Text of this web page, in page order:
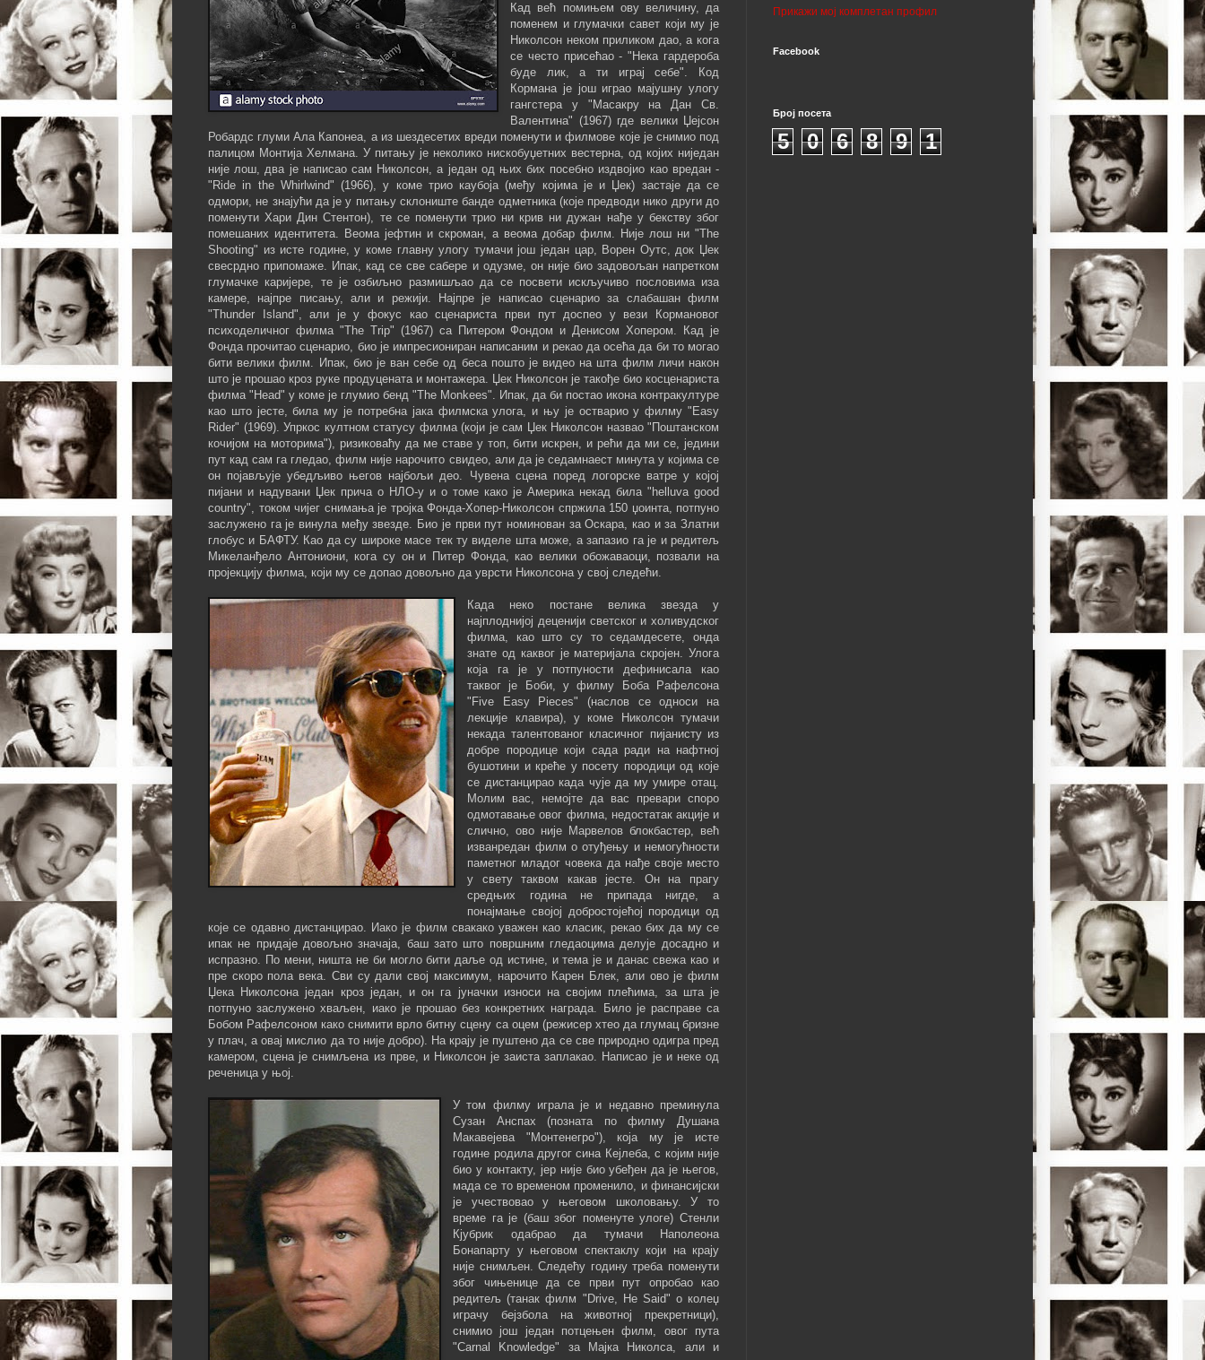
Кад већ помињем ову величину, да
поменем и глумачки савет који му је
Николсон неком приликом дао, а кога
се често присећао - "Нека гардероба
буде лик, а ти играј себе". Код
Кормана је још играо мајушну улогу
гангстера у "Масакру на Дан Св.
Валентина" (1967) где велики Џејсон
Робардс глуми Ала Капонеа, а из шездесетих вреди поменути и филмове које је снимио под
палицом Монтија Хелмана. У питању је неколико нискобуџетних вестерна, од којих ниједан
није лош, два је написао сам Николсон, а један од њих бих посебно издвојио као вредан -
"Ride in the Whirlwind" (1966), у коме трио каубоја (међу којима је и Џек) застаје да се
одмори, не знајући да је у питању склониште банде одметника (које предводи нико други до
поменути Хари Дин Стентон), те се поменути трио ни крив ни дужан нађе у бекству због
помешаних идентитета. Веома јефтин и скроман, а веома добар филм. Није лош ни "The
Shooting" из исте године, у коме главну улогу тумачи још један цар, Ворен Оутс, док Џек
свесрдно припомаже. Ипак, кад се све сабере и одузме, он није био задовољан напретком
глумачке каријере, те је озбиљно размишљао да се посвети искључиво пословима иза
камере, најпре писању, али и режији. Најпре је написао сценарио за слабашан филм
"Thunder Island", али је у фокус као сценариста први пут доспео у вези Кормановог
психоделичног филма "The Trip" (1967) са Питером Фондом и Денисом Хопером. Кад је
Фонда прочитао сценарио, био је импресиониран написаним и рекао да осећа да би то могао
бити велики филм. Ипак, био је ван себе од беса пошто је видео на шта филм личи након
што је прошао кроз руке продуцената и монтажера. Џек Николсон је такође био косценариста
филма "Head" у коме је глумио бенд "The Monkees". Ипак, да би постао икона контракултуре
као што јесте, била му је потребна јака филмска улога, и њу је остварио у филму "Easy
Rider" (1969). Упркос култном статусу филма (који је сам Џек Николсон назвао "Поштанском
кочијом на моторима"), ризиковаћу да ме ставе у топ, бити искрен, и рећи да ми се, једини
пут кад сам га гледао, филм није нарочито свидео, али да је седамнаест минута у којима се
он појављује убедљиво његов најбољи део. Чувена сцена поред логорске ватре у којој
пијани и надувани Џек прича о НЛО-у и о томе како је Америка некад била "helluva good
country", током чијег снимања је тројка Фонда-Хопер-Николсон спржила 150 џоинта, потпуно
заслужено га је винула међу звезде. Био је први пут номинован за Оскара, као и за Златни
глобус и БАФТУ. Као да су широке масе тек ту виделе шта може, а запазио га је и редитељ
Микеланђело Антониони, кога су он и Питер Фонда, као велики обожаваоци, позвали на
пројекцију филма, који му се допао довољно да уврсти Николсона у свој следећи.
Када неко постане велика звезда у
најплоднијој деценији светског и холивудског
филма, као што су то седамдесете, онда
знате од каквог је материјала скројен. Улога
која га је у потпуности дефинисала као
таквог је Боби, у филму Боба Рафелсона
"Five Easy Pieces" (наслов се односи на
лекције клавира), у коме Николсон тумачи
некада талентованог класичног пијанисту из
добре породице који сада ради на нафтној
бушотини и креће у посету породици од које
се дистанцирао када чује да му умире отац.
Молим вас, немојте да вас превари споро
одмотавање овог филма, недостатак акције и
слично, ово није Марвелов блокбастер, већ
изванредан филм о отуђењу и немогућности
паметног младог човека да нађе своје место
у свету таквом какав јесте. Он на прагу
средњих година не припада нигде, а
понајмање својој добростојећој породици од
које се одавно дистанцирао. Иако је филм свакако уважен као класик, рекао бих да му се
ипак не придаје довољно значаја, баш зато што површним гледаоцима делује досадно и
испразно. По мени, ништа не би могло бити даље од истине, и тема је и данас свежа као и
пре скоро пола века. Сви су дали свој максимум, нарочито Карен Блек, али ово је филм
Џека Николсона један кроз један, и он га јуначки износи на својим плећима, за шта је
потпуно заслужено хваљен, иако је прошао без конкретних награда. Било је расправе са
Бобом Рафелсоном како снимити врло битну сцену са оцем (режисер хтео да глумац бризне
у плач, а овај мислио да то није добро). На крају је пуштено да се све природно одигра пред
камером, сцена је снимљена из прве, и Николсон је заиста заплакао. Написао је и неке од
реченица у њој.
У том филму играла је и недавно преминула
Сузан Анспах (позната по филму Душана
Макавејева "Монтенегро"), која му је исте
године родила другог сина Кејлеба, с којим није
био у контакту, јер није био убеђен да је његов,
мада се то временом променило, и финансијски
је учествовао у његовом школовању. У то
време га је (баш због поменуте улоге) Стенли
Кјубрик одабрао да тумачи Наполеона
Бонапарту у његовом спектаклу који на крају
није снимљен. Следећу годину треба поменути
због чињенице да се први пут опробао као
редитељ (танак филм "Drive, He Said" о колеџ
играчу бејзбола на животној прекретници),
снимио још један потцењен филм, овог пута
"Carnal Knowledge" за Мајка Николса, али и
Прикажи мој комплетан профил
Facebook
Број посета
5 0 6 8 9 1